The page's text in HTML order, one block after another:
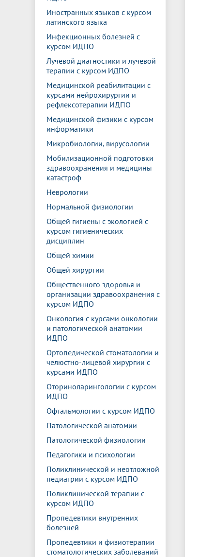
Иностранных языков с курсом
латинского языка
Инфекционных болезней с
курсом ИДПО
Лучевой диагностики и лучевой
терапии с курсом ИДПО
Медицинской реабилитации с
курсами нейрохирургии и
рефлексотерапии ИДПО
Медицинской физики с курсом
информатики
Микробиологии, вирусологии
Мобилизационной подготовки
здравоохранения и медицины
катастроф
Неврологии
Нормальной физиологии
Общей гигиены с экологией с
курсом гигиенических
дисциплин
Общей химии
Общей хирургии
Общественного здоровья и
организации здравоохранения с
курсом ИДПО
Онкология с курсами онкологии
и патологической анатомии
ИДПО
Ортопедической стоматологии и
челюстно-лицевой хирургии с
курсами ИДПО
Оториноларингологии с курсом
ИДПО
Офтальмологии с курсом ИДПО
Патологической анатомии
Патологической физиологии
Педагогики и психологии
Поликлинической и неотложной
педиатрии с курсом ИДПО
Поликлинической терапии с
курсом ИДПО
Пропедевтики внутренних
болезней
Пропедевтики и физиотерапии
стоматологических заболеваний